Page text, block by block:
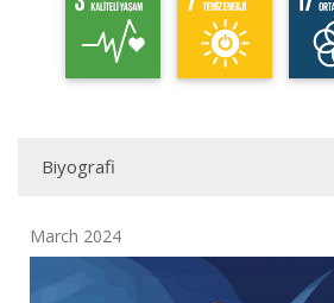
Biyografi
March 2024